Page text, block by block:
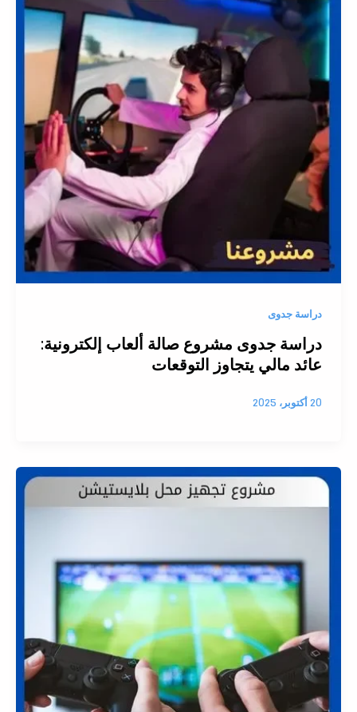
دراسة جدوى
دراسة جدوى مشروع صالة ألعاب إلكترونية:
عائد مالي يتجاوز التوقعات
20 أكتوبر، 2025